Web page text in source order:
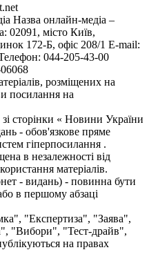
Назва онлайн-медіа –
02091, місто Київ,
172-Б, офіс 208/1 E-mail:
044-205-43-00
розміщених на
посилання на
сторінки « Новини України
- обов'язкове пряме
гіперпосилання .
в незалежності від
матеріалів.
- видань) - повинна бути
в першому абзаці
"Експертиза", "Заява",
"Вибори", "Тест-драйв",
на правах